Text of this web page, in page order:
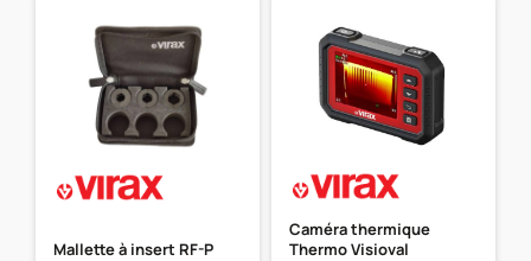
Mallette à insert RF-P
Caméra thermique
Thermo Visioval